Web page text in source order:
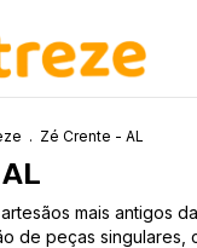
. Zé Crente - AL
mais antigos
de peças singulares,